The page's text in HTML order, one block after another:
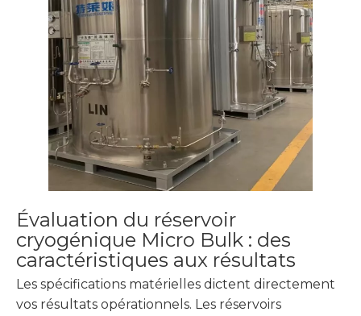
Évaluation du réservoir
cryogénique Micro Bulk : des
caractéristiques aux résultats
Les spécifications matérielles dictent directement
vos résultats opérationnels. Les réservoirs